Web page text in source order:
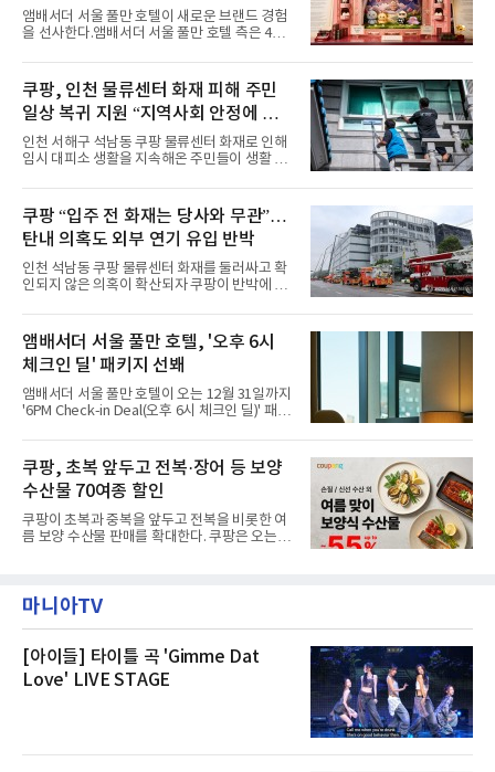
스커트, 강렬한 붉은 계열의 스타일링까지 각기
다른 매력을 선보였다. 브브걸은 다채로운 여름
패션을 완벽하게 소화하며 보
사
앰배서더 서울 풀만 호텔이 새로운 브랜드 경험
을 선사한다.앰배서더 서울 풀만 호텔 측은 4일
이야기를 담은 인형 극장 콘셉트의 공간 ‘앰버드
시어터(Ambird Theater)’를 새롭게 선보인
다”고 밝혔다.앰배서더 서울 풀만 호텔은 로비
한편에 마련된 앰버드 존을 통해 앰버드의 세계
관을 소개해왔다. 앰버드 존은 앰버드가 우주여
행 중 수집한 다양한 굿즈를 전시한 '앰버드 플래
닛(Ambird Planet)과 계절별 플라워 연출로 사
라 극장을 모티브로 한 데코레이션으로 구성됐
다. 무대 공간 및 티켓 박스
쿠팡, 인천 물류센터 화재 피해 주민
일상 복귀 지원 “지역사회 안정에 총
력”
인천 서해구 석남동 쿠팡 물류센터 화재로 인해
임시 대피소 생활을 지속해온 주민들이 생활 터
필먼트서비스(CFS)가 지난 28일부터 화재 피해
주민을 대상으로 전문 출장 청소서비스 지원에
나섬으로써 본격적인 지역사회 복구 작업이 시
작된 것이다.대피소 주민 중심 청소 접수, 첫날
부터 2가구 지원 완료CFS는 신현초등학교, 신
현북초등학교, 신현여자중학교 등 인천 서해구
관내 임시 대피소 3곳에서 체류해온 화재 피해
민들의 호응 속에 CFS는 즉시 행동에 나섰다. 지
난 28일 오후 전문 청소업체와
쿠팡 “입주 전 화재는 당사와 무관”…
탄내 의혹도 외부 연기 유입 반박
인천 석남동 쿠팡 물류센터 화재를 둘러싸고 확
인되지 않은 의혹이 확산되자 쿠팡이 반박에 나
에 대해서는 외부 화재 연기 유입이라고 설명했
고, 2023년 같은 물류센터에서 발생한 화재에
대해서도 쿠팡 입주 전 공사 과정에서 벌어진 일
이라며 선을 그었다.쿠팡은 21일 인천 물류센터
내부에서 불이 타는 냄새가 났다는 의혹과 관련
해 “사실무근”이라는 입장을 밝혔다.회사 측은
“인근에서 지난 15일 다른 회사에서 발생한 대
것으로 확인됐다”고 설명했다.이어 “정확한 화
재 원인은 추후 조사될
앰배서더 서울 풀만 호텔, '오후 6시
체크인 딜' 패키지 선봬
앰배서더 서울 풀만 호텔이 오는 12월 31일까지
'6PM Check-in Deal(오후 6시 체크인 딜)' 패키
으로 여유로운 저녁 시간부터 호텔 스테이를 시
작할 수 있도록 준비됐다.앰배서더 서울 풀만 호
텔 측은 “퇴근 후 또는 주말 도심 속에서 짧지만
온전한 휴식을 원하는 고객들에게 특별한 경험
을 제공한다”고 밝혔다.패키지는 디럭스와 이그
제큐티브 두 가지 타입으로 구성된다. 디럭스 패
키지는 객실 1박(룸 온리)으로 심플한 호캉스를
스 센터 사우나 2인 이용 혜택이 포함된다.특히
클럽 앰배서더 라운지
쿠팡, 초복 앞두고 전복·장어 등 보양
수산물 70여종 할인
쿠팡이 초복과 중복을 앞두고 전복을 비롯한 여
름 보양 수산물 판매를 확대한다. 쿠팡은 오는
우 등이 포함됐다. 쿠팡은 올해 큰 크기의 전복
생산량이 늘어난 점을 반영해 주요 산지 상품을
전복은 산지에서 채취한 뒤 전국으로 직송되는
방식으로 운영된다. 신선도가 중요한 상품인 만
큼 이르면 다음 날 오전 배송이 가능하도록 물류
마니아TV
[아이들] 타이틀 곡 'Gimme Dat
Love' LIVE STAGE